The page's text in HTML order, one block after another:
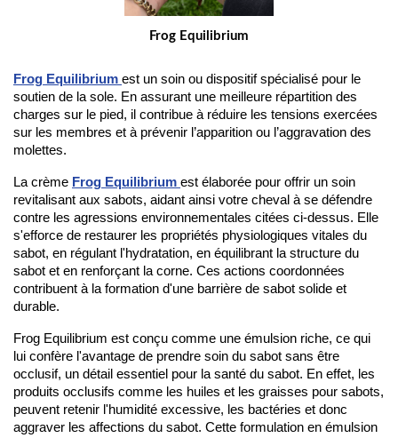
Frog Equilibrium
Frog Equilibrium est un soin ou dispositif spécialisé pour le
soutien de la sole. En assurant une meilleure répartition des
charges sur le pied, il contribue à réduire les tensions exercées
sur les membres et à prévenir l’apparition ou l’aggravation des
molettes.
La crème Frog Equilibrium est élaborée pour offrir un soin
revitalisant aux sabots, aidant ainsi votre cheval à se défendre
contre les agressions environnementales citées ci-dessus. Elle
s'efforce de restaurer les propriétés physiologiques vitales du
sabot, en régulant l'hydratation, en équilibrant la structure du
sabot et en renforçant la corne. Ces actions coordonnées
contribuent à la formation d'une barrière de sabot solide et
durable.
Frog Equilibrium est conçu comme une émulsion riche, ce qui
lui confère l'avantage de prendre soin du sabot sans être
occlusif, un détail essentiel pour la santé du sabot. En effet, les
produits occlusifs comme les huiles et les graisses pour sabots,
peuvent retenir l'humidité excessive, les bactéries et donc
aggraver les affections du sabot. Cette formulation en émulsion